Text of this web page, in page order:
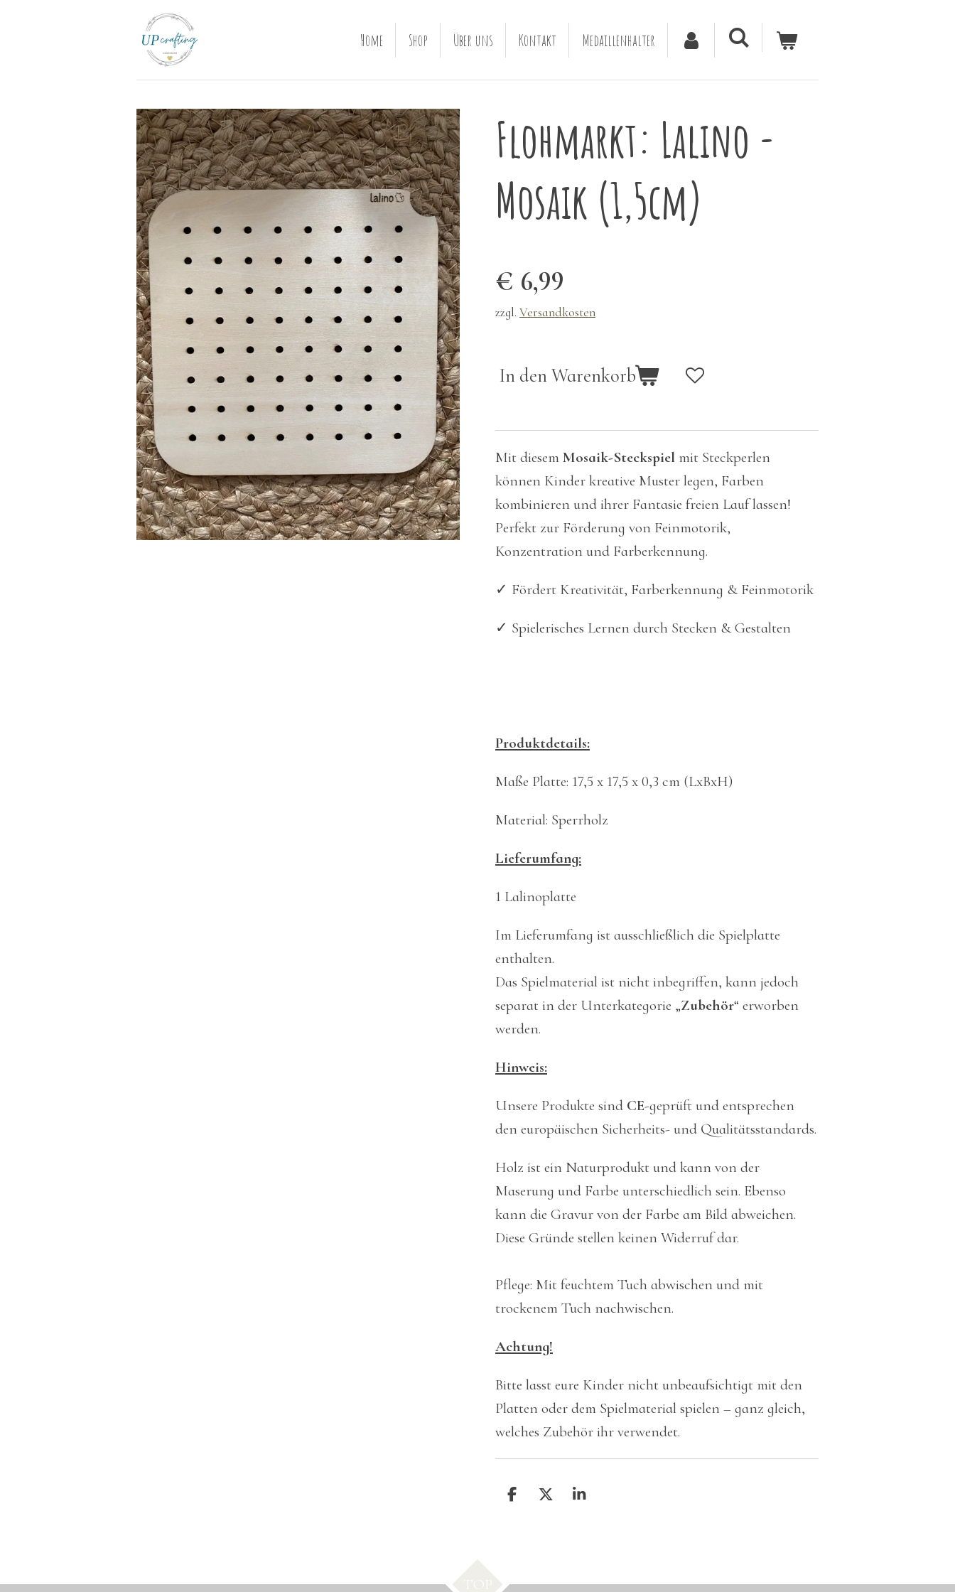
Home Shop Über uns Kontakt Medaillenhalter
Flohmarkt: Lalino -
Mosaik (1,5cm)
€ 6,99
zzgl. Versandkosten
In den Warenkorb
Mit diesem Mosaik-Steckspiel mit Steckperlen
können Kinder kreative Muster legen, Farben
kombinieren und ihrer Fantasie freien Lauf lassen!
Perfekt zur Förderung von Feinmotorik,
Konzentration und Farberkennung.
✓ Fördert Kreativität, Farberkennung & Feinmotorik
✓ Spielerisches Lernen durch Stecken & Gestalten
Produktdetails:
Maße Platte: 17,5 x 17,5 x 0,3 cm (LxBxH)
Material: Sperrholz
Lieferumfang:
1 Lalinoplatte
Im Lieferumfang ist ausschließlich die Spielplatte
enthalten.
Das Spielmaterial ist nicht inbegriffen, kann jedoch
separat in der Unterkategorie „Zubehör“ erworben
werden.
Hinweis:
Unsere Produkte sind CE-geprüft und entsprechen
den europäischen Sicherheits- und Qualitätsstandards.
Holz ist ein Naturprodukt und kann von der
Maserung und Farbe unterschiedlich sein. Ebenso
kann die Gravur von der Farbe am Bild abweichen.
Diese Gründe stellen keinen Widerruf dar.
Pflege: Mit feuchtem Tuch abwischen und mit
trockenem Tuch nachwischen.
Achtung!
Bitte lasst eure Kinder nicht unbeaufsichtigt mit den
Platten oder dem Spielmaterial spielen – ganz gleich,
welches Zubehör ihr verwendet.
T
T
T